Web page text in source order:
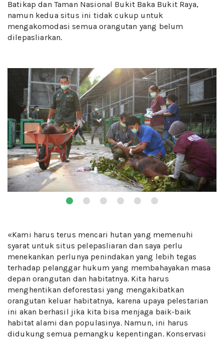
Batikap dan Taman Nasional Bukit Baka Bukit Raya,
namun kedua situs ini tidak cukup untuk
mengakomodasi semua orangutan yang belum
dilepasliarkan.
«Kami harus terus mencari hutan yang memenuhi
syarat untuk situs pelepasliaran dan saya perlu
menekankan perlunya penindakan yang lebih tegas
terhadap pelanggar hukum yang membahayakan masa
depan orangutan dan habitatnya. Kita harus
menghentikan deforestasi yang mengakibatkan
orangutan keluar habitatnya, karena upaya pelestarian
ini akan berhasil jika kita bisa menjaga baik-baik
habitat alami dan populasinya. Namun, ini harus
didukung semua pemangku kepentingan. Konservasi